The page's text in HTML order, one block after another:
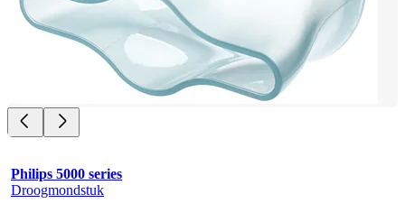
Philips 5000 series
Droogmondstuk